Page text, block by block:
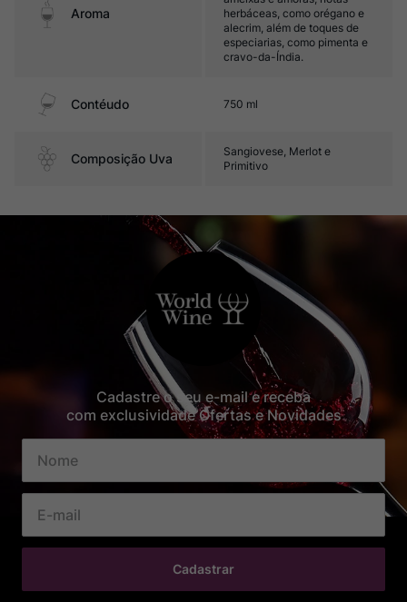
Aroma
herbáceas, como orégano e
alecrim, além de toques de
especiarias, como pimenta e
cravo-da-Índia.
Contéudo 750 ml
Composição Uva
Sangiovese, Merlot e
Primitivo
Cadastre o seu e-mail e receba
com exclusividade Ofertas e Novidades
Cadastrar